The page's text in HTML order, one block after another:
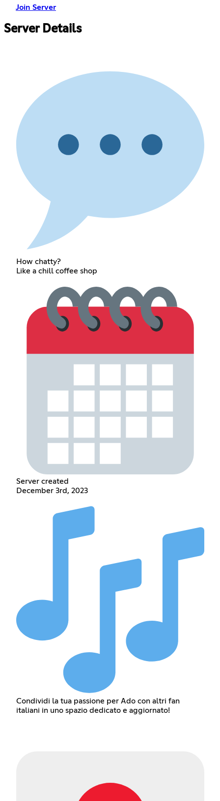
Join Server
Server Details
How chatty?
Like a chill coffee shop
Server created
December 3rd, 2023
Condividi la tua passione per Ado con altri fan
italiani in uno spazio dedicato e aggiornato!